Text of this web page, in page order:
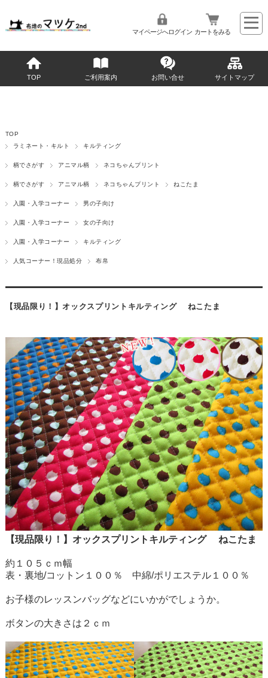
マイページへログイン カートをみる
TOP ご利用案内 お問い合せ サイトマップ
TOP
ラミネート・キルト
キルティング
柄でさがす アニマル柄 ネコちゃんプリント
柄でさがす アニマル柄 ネコちゃんプリント ねこたま
入園・入学コーナー 男の子向け
入園・入学コーナー 女の子向け
入園・入学コーナー キルティング
人気コーナー！現品処分 布帛
【現品限り！】オックスプリントキルティング ねこたま
【現品限り！】オックスプリントキルティング ねこたま
約１０５ｃｍ幅
表・裏地/コットン１００％ 中綿/ポリエステル１００％
お子様のレッスンバッグなどにいかがでしょうか。
ボタンの大きさは２ｃｍ